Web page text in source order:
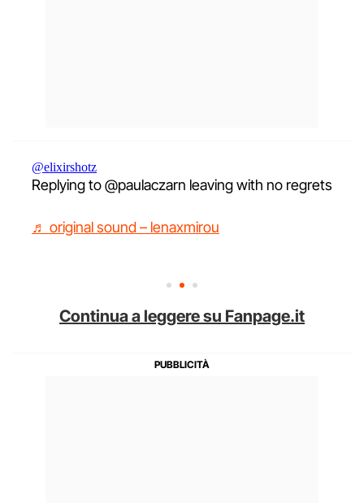
@elixirshotz
Replying to @paulaczarn leaving with no regrets
♬ original sound – lenaxmirou
Continua a leggere su Fanpage.it